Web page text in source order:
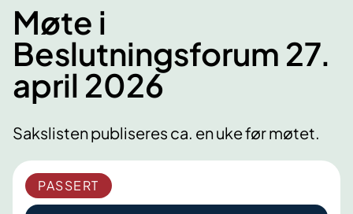
Møte i
Beslutningsforum 27.
april 2026
Sakslisten publiseres ca. en uke før møtet.
PASSERT